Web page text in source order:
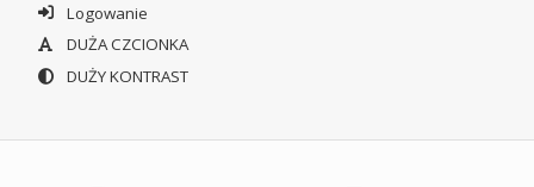
Logowanie
DUŻA CZCIONKA
DUŻY KONTRAST